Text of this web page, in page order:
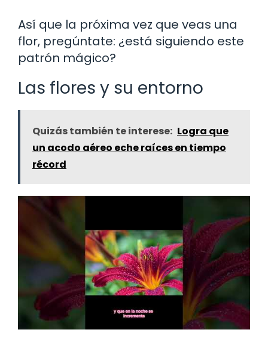
Así que la próxima vez que veas una
flor, pregúntate: ¿está siguiendo este
patrón mágico?
Las flores y su entorno
Quizás también te interese: Logra que
un acodo aéreo eche raíces en tiempo
récord